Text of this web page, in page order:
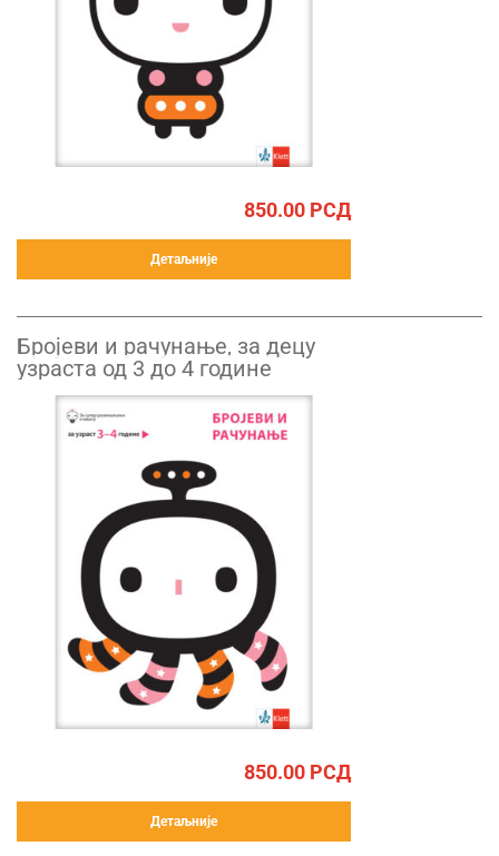
850.00 РСД
Детаљније
Бројеви и рачунање, за децу
узраста од 3 до 4 године
850.00 РСД
Детаљније